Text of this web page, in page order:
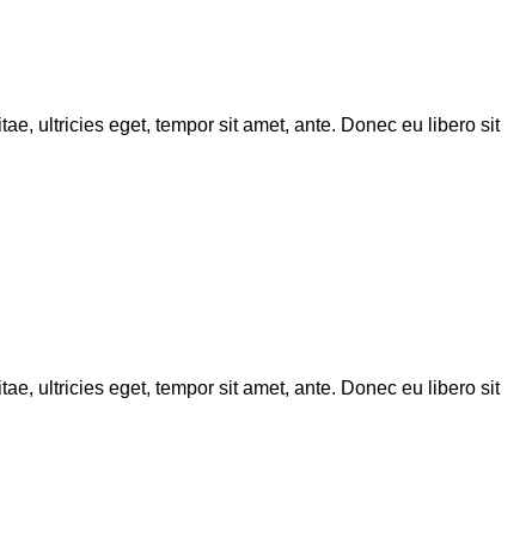
ultricies eget, tempor sit amet, ante. Donec eu libero sit
ultricies eget, tempor sit amet, ante. Donec eu libero sit